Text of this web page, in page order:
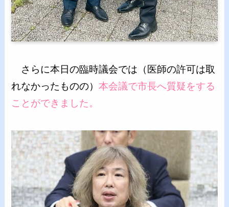
さらに本日の臨時議会では（医師の許可は取
れなかったものの）本会議で市長へ質疑をする
ことができました。